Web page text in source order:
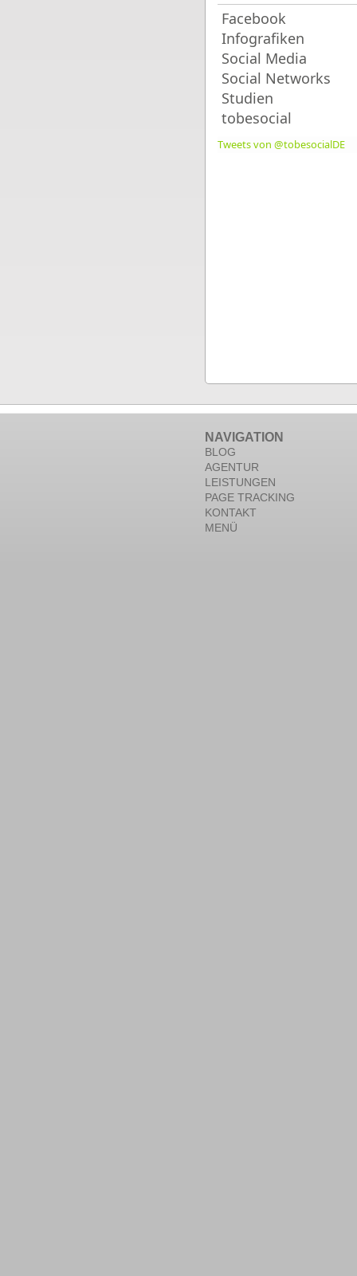
Facebook
Infografiken
Social Media
Social Networks
Studien
tobesocial
Tweets von @tobesocialDE
NAVIGATION
BLOG
AGENTUR
LEISTUNGEN
PAGE TRACKING
KONTAKT
MENÜ